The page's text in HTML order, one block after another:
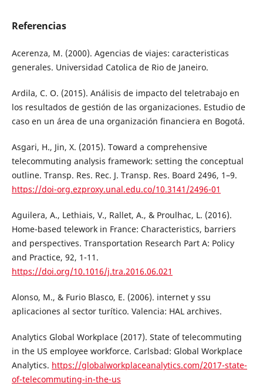
Referencias
Acerenza, M. (2000). Agencias de viajes: caracteristicas
generales. Universidad Catolica de Rio de Janeiro.
Ardila, C. O. (2015). Análisis de impacto del teletrabajo en
los resultados de gestión de las organizaciones. Estudio de
caso en un área de una organización financiera en Bogotá.
Asgari, H., Jin, X. (2015). Toward a comprehensive
telecommuting analysis framework: setting the conceptual
outline. Transp. Res. Rec. J. Transp. Res. Board 2496, 1–9.
https://doi-org.ezproxy.unal.edu.co/10.3141/2496-01
Aguilera, A., Lethiais, V., Rallet, A., & Proulhac, L. (2016).
Home-based telework in France: Characteristics, barriers
and perspectives. Transportation Research Part A: Policy
and Practice, 92, 1-11.
https://doi.org/10.1016/j.tra.2016.06.021
Alonso, M., & Furio Blasco, E. (2006). internet y ssu
aplicaciones al sector turítico. Valencia: HAL archives.
Analytics Global Workplace (2017). State of telecommuting
in the US employee workforce. Carlsbad: Global Workplace
Analytics. https://globalworkplaceanalytics.com/2017-state-
of-telecommuting-in-the-us